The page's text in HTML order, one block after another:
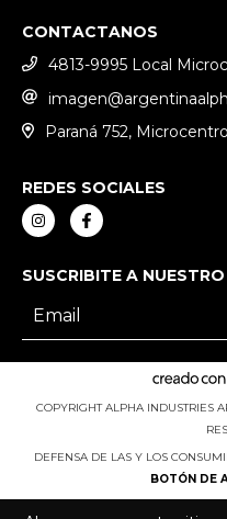
CONTACTANOS
4813-9995 Local
Paraná 752, Microcentro
REDES SOCIALES
SUSCRIBITE A
COPYRIGHT ALPHA INDUSTRIES
DEFENSA DE LAS Y LOS
BOTÓN DE